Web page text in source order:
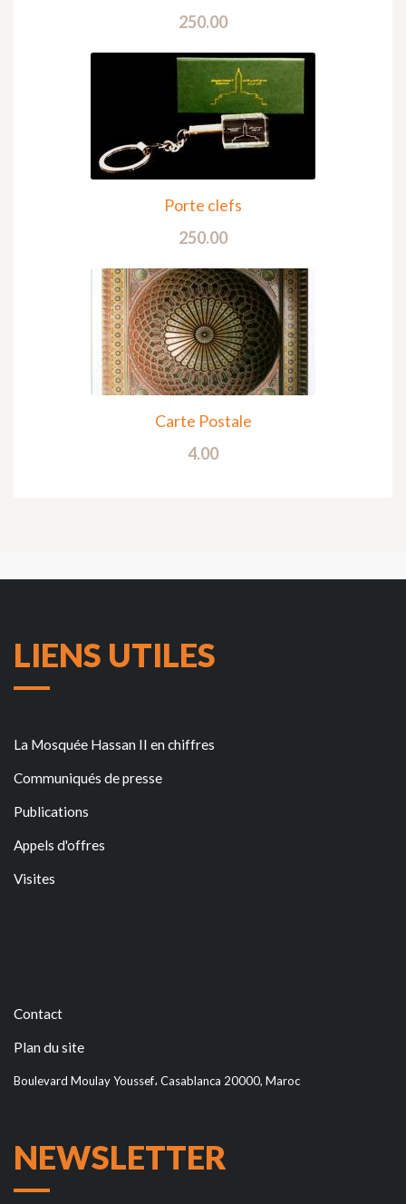
250.00
Porte clefs
250.00
Carte Postale
4.00
LIENS UTILES
La Mosquée Hassan II en chiffres
Communiqués de presse
Publications
Appels d'offres
Visites
Contact
Plan du site
Boulevard Moulay Youssef، Casablanca 20000, Maroc
NEWSLETTER